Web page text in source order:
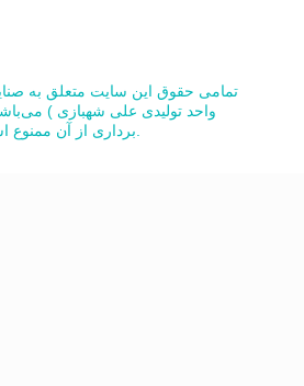
تمامی حقوق این سایت متعلق به
واحد تولیدی علی شهبازی )